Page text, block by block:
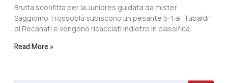
Brutta sconfitta per la Juniores guidata da mister
Saggiomo. I rossoblù subiscono un pesante 5-1 al ‘Tubaldi’
di Recanati e vengono ricacciati indietro in classifica.
Read More »